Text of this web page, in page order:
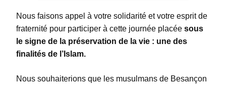
Nous faisons appel à votre solidarité et votre esprit de
fraternité pour participer à cette journée placée sous
le signe de la préservation de la vie : une des
finalités de l’Islam.
Nous souhaiterions que les musulmans de Besançon